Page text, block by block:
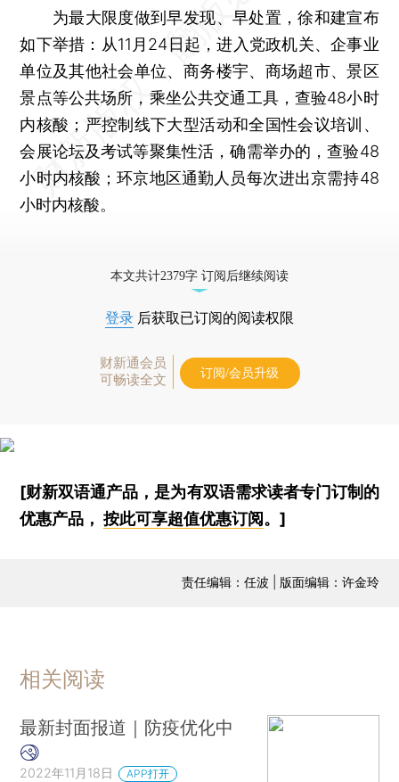
为最大限度做到早发现、早处置，徐和建宣布
如下举措：从11月24日起，进入党政机关、企事业
单位及其他社会单位、商务楼宇、商场超市、景区
景点等公共场所，乘坐公共交通工具，查验48小时
内核酸；严控制线下大型活动和全国性会议培训、
会展论坛及考试等聚集性活，确需举办的，查验48
小时内核酸；环京地区通勤人员每次进出京需持48
小时内核酸。
本文共计2379字 订阅后继续阅读
登录 后获取已订阅的阅读权限
财新通会员
可畅读全文
订阅/会员升级
[财新双语通产品，是为有双语需求读者专门订制的
优惠产品，按此可享超值优惠订阅。]
责任编辑：任波 | 版面编辑：许金玲
相关阅读
最新封面报道｜防疫优化中
2022年11月18日 APP打开